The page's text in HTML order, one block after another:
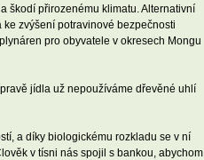
škodí přirozenému klimatu. Alternativní
zvýšení potravinové bezpečnosti
pro obyvatele v okresech Mongu
jídla už nepoužíváme dřevěné uhlí
a díky biologickému rozkladu se v ní
v tísni nás spojil s bankou, abychom